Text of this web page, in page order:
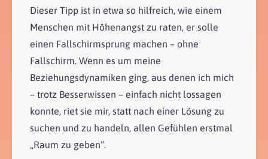
Dieser Tipp ist in etwa so hilfreich, wie einem
Menschen mit Höhenangst zu raten, er solle
einen Fallschirmsprung machen – ohne
Fallschirm. Wenn es um meine
Beziehungsdynamiken ging, aus denen ich mich
– trotz Besserwissen – einfach nicht lossagen
konnte, riet sie mir, statt nach einer Lösung zu
suchen und zu handeln, allen Gefühlen erstmal
„Raum zu geben“.